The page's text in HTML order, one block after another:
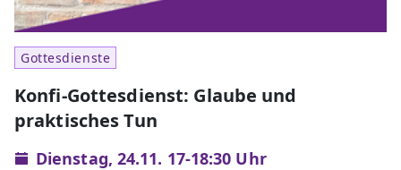
Gottesdienste
Konfi-Gottesdienst: Glaube und
praktisches Tun
Dienstag, 24.11. 17-18:30 Uhr